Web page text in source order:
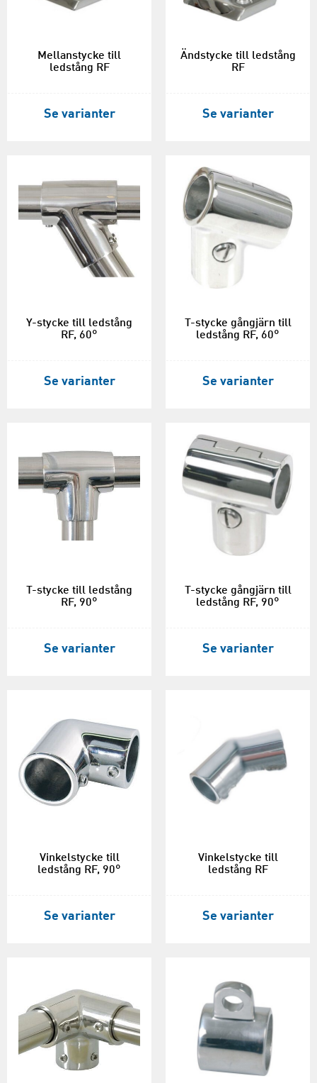
Mellanstycke till
ledstång RF
Se varianter
Ändstycke till ledstång
RF
Se varianter
Y-stycke till ledstång
RF, 60°
Se varianter
T-stycke gångjärn till
ledstång RF, 60°
Se varianter
T-stycke till ledstång
RF, 90°
Se varianter
T-stycke gångjärn till
ledstång RF, 90°
Se varianter
Vinkelstycke till
ledstång RF, 90°
Se varianter
Vinkelstycke till
ledstång RF
Se varianter